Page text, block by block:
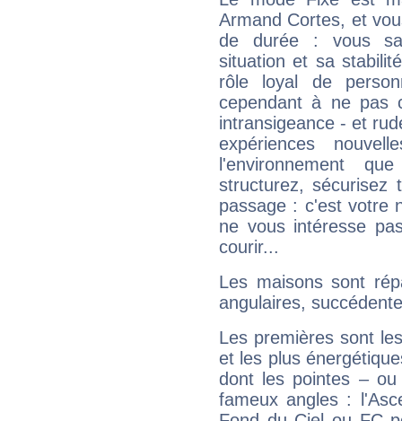
Armand Cortes, et
de durée : vous
situation et sa
rôle loyal de
cependant à ne pas
intransigeance - et
expériences
l'environnement
structurez, sécurisez
passage : c'est votre
ne vous intéresse
courir...
Les maisons sont
angulaires,
Les premières sont
et les plus
dont les pointes –
fameux angles :